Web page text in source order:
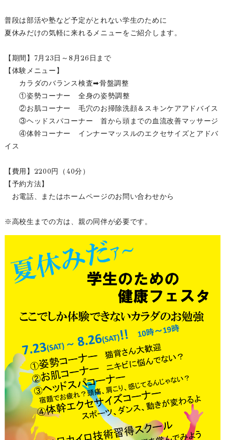
普段は部活や塾など予定がとれない学生のために
夏休みだけの気軽に来れるメニューをご紹介します。
【期間】7月23日～8月26日まで
【体験メニュー】
カラダのバランス検査➡骨盤調整
①姿勢コーナー 全身の姿勢調整
②お肌コーナー 毛穴のお掃除洗顔＆スキンケアアドバイス
③ヘッドスパコーナー 首から頭までの血流改善マッサージ
④体幹コーナー インナーマッスルのエクセサイズとアドバ
イス
【費用】2200円（40分）
【予約方法】
お電話、またはホームページのお問い合わせから
※高校生までの方は、親の同伴が必要です。